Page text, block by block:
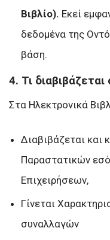
Βιβλίο). Εκεί
δεδομένα της
βάση.
4. Τι
Στα Ηλεκτρονικά
Διαβιβάζεται και
Παραστατικών
Επιχειρήσεων,
Γίνεται
συναλλαγών